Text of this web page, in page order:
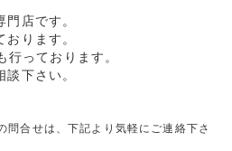
店です。
ります。
っております。
下さい。
合せは、下記より気軽にご連絡下さ